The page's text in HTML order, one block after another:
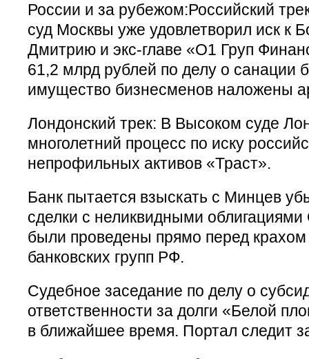
России и за рубежом:Российский
суд Москвы уже удовлетворил иск к
Дмитрию и экс-главе «О1 Груп
61,2 млрд рублей по делу о санации
имущество бизнесменов наложены
Лондонский трек: В Высоком суде
многолетний процесс по иску
непрофильных активов «Траст».
Банк пытается взыскать с Минцев
сделки с неликвидными
были проведены прямо перед
банковских групп РФ.
Судебное заседание по делу о
ответственности за долги «Белой
в ближайшее время. Портал следит